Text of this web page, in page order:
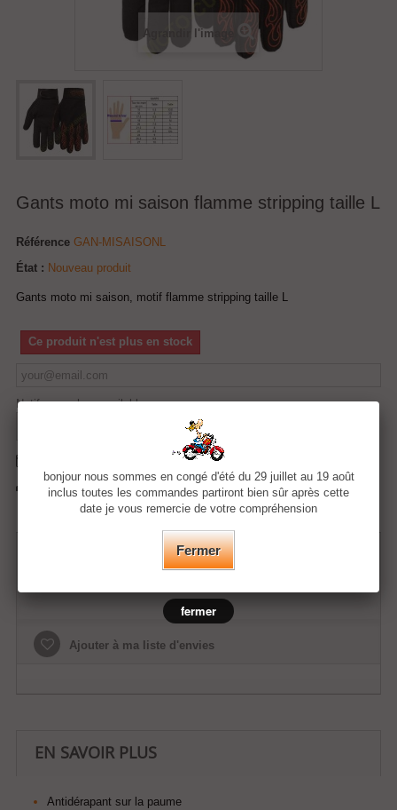
Agrandir l'image
Gants moto mi saison flamme stripping taille L
Référence GAN-MISAISONL
État : Nouveau produit
Gants moto mi saison, motif flamme stripping taille L
Ce produit n'est plus en stock
Notify me when available
Google+
Imprimer
Ajouter à ma liste d'envies
EN SAVOIR PLUS
Antidérapant sur la paume
bonjour nous sommes en congé d'été du 29 juillet au 19 août
inclus toutes les commandes partiront bien sûr après cette
date je vous remercie de votre compréhension
Fermer
fermer